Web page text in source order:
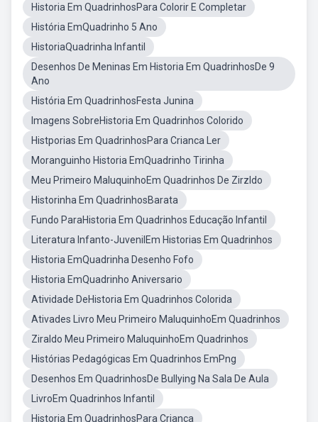
Historia Em QuadrinhosPara Colorir E Completar
História EmQuadrinho 5 Ano
HistoriaQuadrinha Infantil
Desenhos De Meninas Em Historia Em QuadrinhosDe 9
Ano
História Em QuadrinhosFesta Junina
Imagens SobreHistoria Em Quadrinhos Colorido
Histporias Em QuadrinhosPara Crianca Ler
Moranguinho Historia EmQuadrinho Tirinha
Meu Primeiro MaluquinhoEm Quadrinhos De Zirzldo
Historinha Em QuadrinhosBarata
Fundo ParaHistoria Em Quadrinhos Educação Infantil
Literatura Infanto-JuvenilEm Historias Em Quadrinhos
Historia EmQuadrinha Desenho Fofo
Historia EmQuadrinho Aniversario
Atividade DeHistoria Em Quadrinhos Colorida
Ativades Livro Meu Primeiro MaluquinhoEm Quadrinhos
Ziraldo Meu Primeiro MaluquinhoEm Quadrinhos
Histórias Pedagógicas Em Quadrinhos EmPng
Desenhos Em QuadrinhosDe Bullying Na Sala De Aula
LivroEm Quadrinhos Infantil
Historia Em QuadrinhosPara Criança